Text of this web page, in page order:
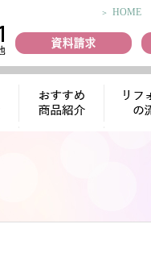
HOME